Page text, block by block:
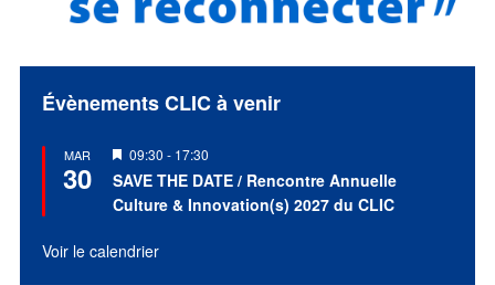
Évènements CLIC à venir
MAR
30
Mis
en
avant
09:30 - 17:30
SAVE THE DATE / Rencontre Annuelle
Culture & Innovation(s) 2027 du CLIC
Voir le calendrier